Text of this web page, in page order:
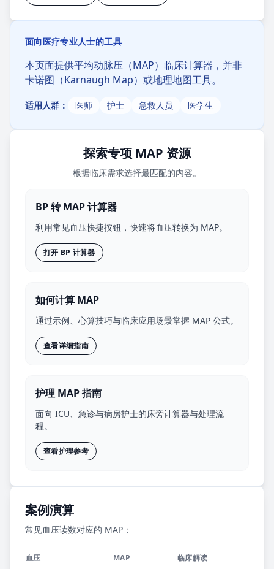
面向医疗专业人士的工具
本页面提供平均动脉压（MAP）临床计算器，并非
卡诺图（Karnaugh Map）或地理地图工具。
适用人群： 医师 护士 急救人员 医学生
探索专项 MAP 资源
根据临床需求选择最匹配的内容。
BP 转 MAP 计算器
利用常见血压快捷按钮，快速将血压转换为 MAP。
打开 BP 计算器
如何计算 MAP
通过示例、心算技巧与临床应用场景掌握 MAP 公式。
查看详细指南
护理 MAP 指南
面向 ICU、急诊与病房护士的床旁计算器与处理流
程。
查看护理参考
案例演算
常见血压读数对应的 MAP：
血压 MAP 临床解读